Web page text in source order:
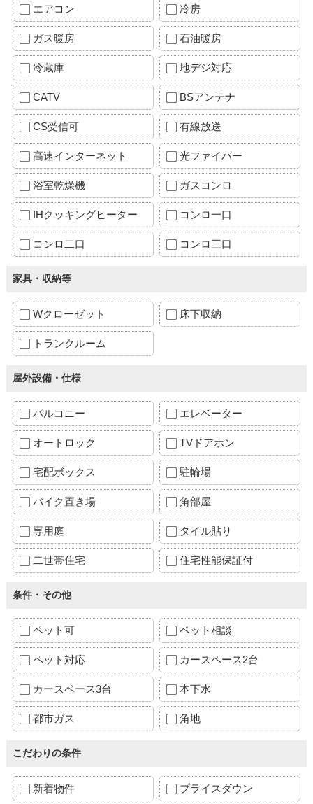
エアコン 冷房
ガス暖房 石油暖房
冷蔵庫 地デジ対応
CATV BSアンテナ
CS受信可 有線放送
高速インターネット 光ファイバー
浴室乾燥機 ガスコンロ
IHクッキングヒーター コンロ一口
コンロ二口 コンロ三口
家具・収納等
Wクローゼット 床下収納
トランクルーム
屋外設備・仕様
バルコニー エレベーター
オートロック TVドアホン
宅配ボックス 駐輪場
バイク置き場 角部屋
専用庭 タイル貼り
二世帯住宅 住宅性能保証付
条件・その他
ペット可 ペット相談
ペット対応 カースペース2台
カースペース3台 本下水
都市ガス 角地
こだわりの条件
新着物件 プライスダウン